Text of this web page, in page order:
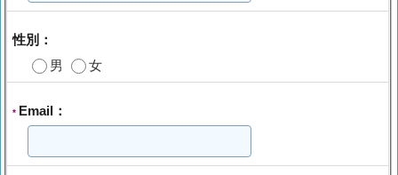
性別：
男
女
* Email：